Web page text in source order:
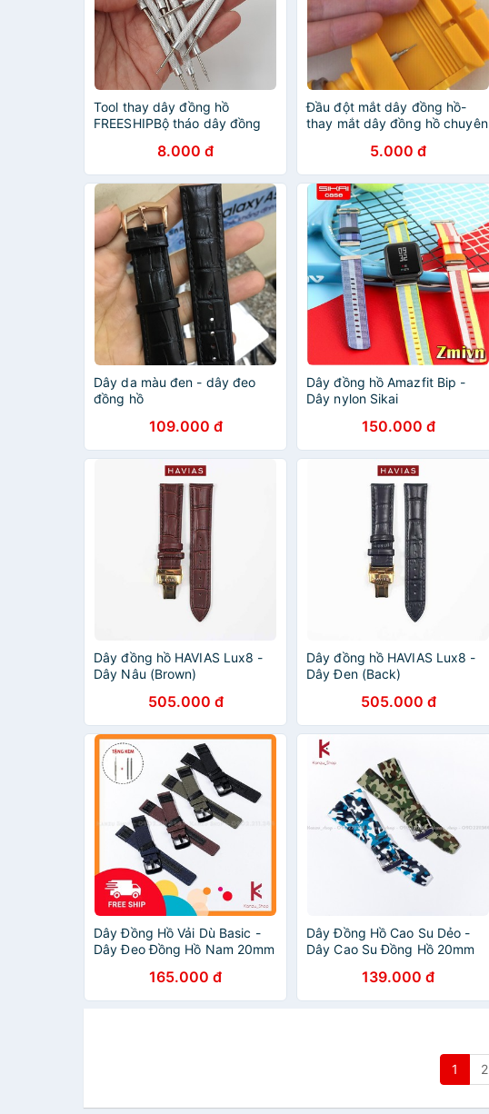
Tool thay dây đồng hồ
FREESHIPBộ tháo dây đồng
8.000 đ
Đầu đột mắt dây đồng hồ-
thay mắt dây đồng hồ chuyên
5.000 đ
Dây da màu đen - dây đeo
đồng hồ
109.000 đ
Dây đồng hồ Amazfit Bip -
Dây nylon Sikai
150.000 đ
Dây đồng hồ HAVIAS Lux8 -
Dây Nâu (Brown)
505.000 đ
Dây đồng hồ HAVIAS Lux8 -
Dây Đen (Back)
505.000 đ
Dây Đồng Hồ Vải Dù Basic -
Dây Đeo Đồng Hồ Nam 20mm
165.000 đ
Dây Đồng Hồ Cao Su Dẻo -
Dây Cao Su Đồng Hồ 20mm
139.000 đ
1 2